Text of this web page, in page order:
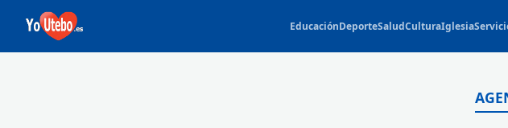
EducaciónDeporteSaludCulturaIglesia